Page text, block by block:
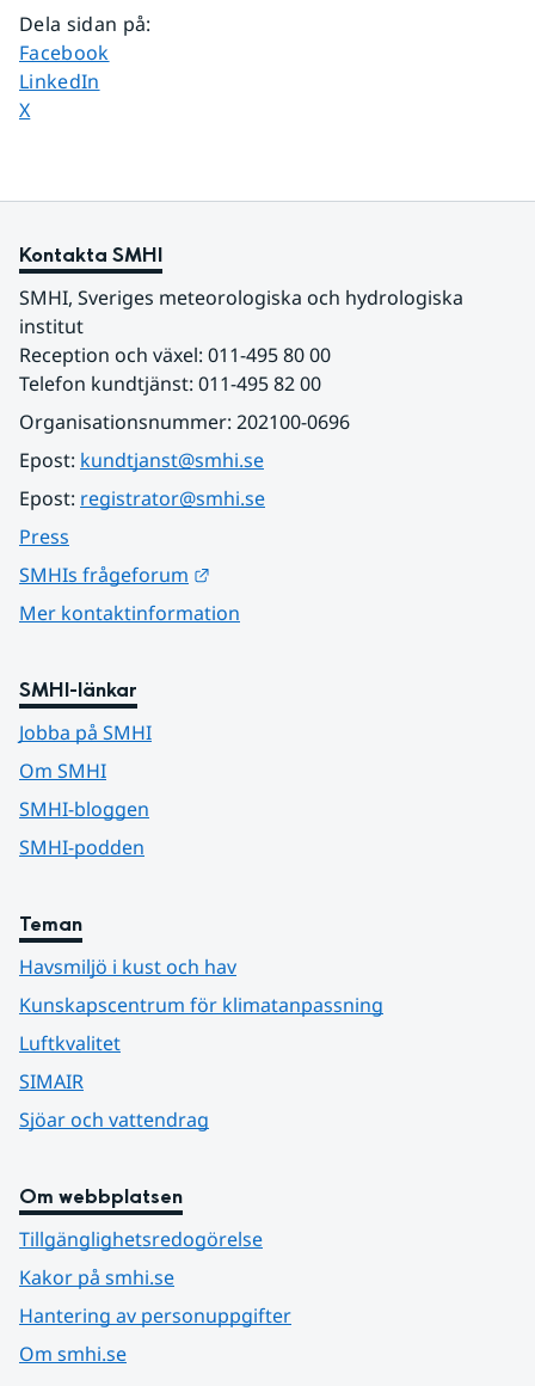
Dela sidan på:
Dela sidan på
Facebook
Dela sidan på
LinkedIn
Dela sidan på
X
Kontakta SMHI
SMHI, Sveriges meteorologiska och hydrologiska
institut
Reception och växel: 011-495 80 00
Telefon kundtjänst: 011-495 82 00
Organisationsnummer: 202100-0696
Epost: kundtjanst@smhi.se
Epost: registrator@smhi.se
Press
SMHIs frågeforum
Mer kontaktinformation
SMHI-länkar
Jobba på SMHI
Om SMHI
SMHI-bloggen
SMHI-podden
Teman
Havsmiljö i kust och hav
Kunskapscentrum för klimatanpassning
Luftkvalitet
SIMAIR
Sjöar och vattendrag
Om webbplatsen
Tillgänglighetsredogörelse
Kakor på smhi.se
Hantering av personuppgifter
Om smhi.se